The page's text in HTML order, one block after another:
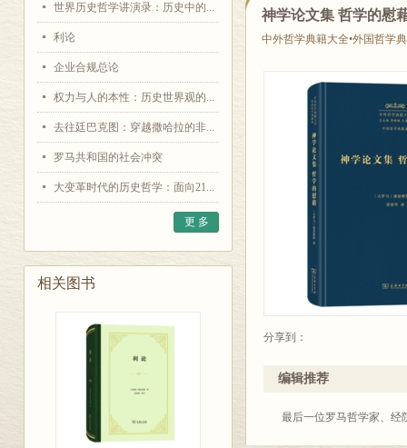
世界历史哲学讲演录：历史中的...
利论
企业合规总论
权力与人的本性：历史世界观的...
去往廷巴克图：穿越撒哈拉的非...
罗马共和国的社会冲突
大变革时代的历史哲学：面向21...
更 多
相关图书
神学论文集 哲学的慰
中外哲学典籍大全•外国哲学
分享到：
编辑推荐
最后一位罗马哲学家、经